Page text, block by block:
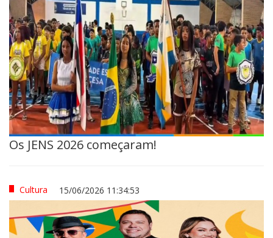
Os JENS 2026 começaram!
Cultura 15/06/2026 11:34:53